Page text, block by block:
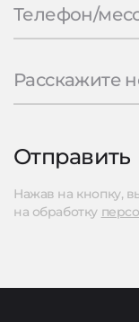
Отправить
Нажав на кнопку,
на обработку